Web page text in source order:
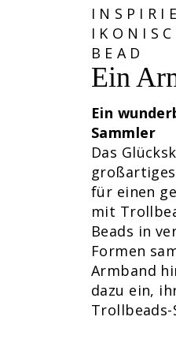
BEAD
Ein
Ein
Sammler
Das
für einen
mit
Beads in
Formen
Armband
dazu ein,